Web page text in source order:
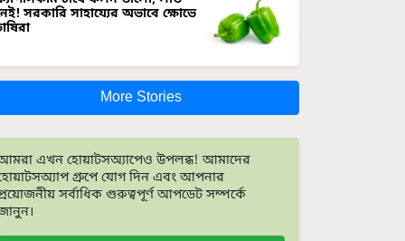
সরকারি সাহায্যের অভাবে ক্ষোভে
More Stories
এখন হোয়াটসঅ্যাপেও উপলব্ধ! আমাদের
গ্রুপে যোগ দিন এবং আপনার
সর্বাধিক গুরুত্বপূর্ণ আপডেট সম্পর্কে